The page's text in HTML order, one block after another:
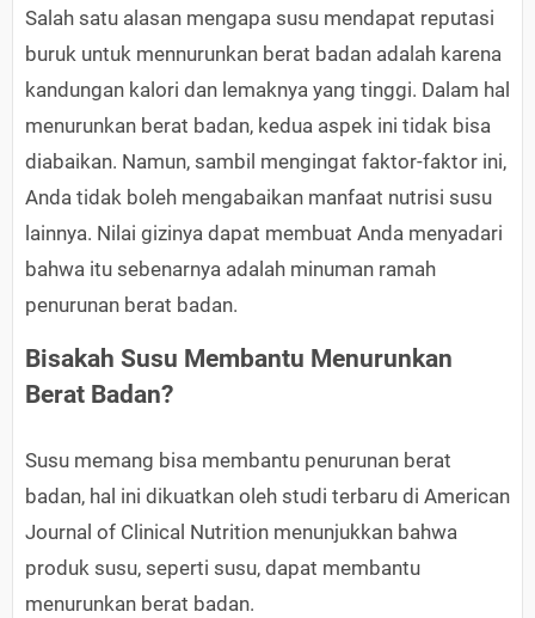
Salah satu alasan mengapa susu mendapat reputasi
buruk untuk mennurunkan berat badan adalah karena
kandungan kalori dan lemaknya yang tinggi. Dalam hal
menurunkan berat badan, kedua aspek ini tidak bisa
diabaikan. Namun, sambil mengingat faktor-faktor ini,
Anda tidak boleh mengabaikan manfaat nutrisi susu
lainnya. Nilai gizinya dapat membuat Anda menyadari
bahwa itu sebenarnya adalah minuman ramah
penurunan berat badan.
Bisakah Susu Membantu Menurunkan
Berat Badan?
Susu memang bisa membantu penurunan berat
badan, hal ini dikuatkan oleh studi terbaru di American
Journal of Clinical Nutrition menunjukkan bahwa
produk susu, seperti susu, dapat membantu
menurunkan berat badan.